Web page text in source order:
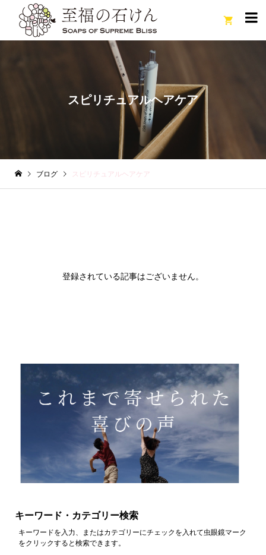

スピリチュアルヘアケア
ブログ スピリチュアルヘアケア
登録されている記事はございません。
キーワード・カテゴリー検索
キーワードを入力、またはカテゴリーにチェックを入れて虫眼鏡マーク
をクリックすると検索できます。